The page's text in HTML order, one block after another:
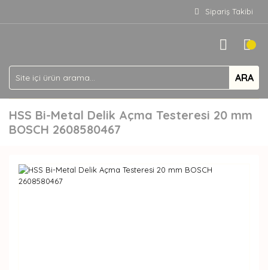
Sipariş Takibi
ARA
HSS Bi-Metal Delik Açma Testeresi 20 mm
BOSCH 2608580467